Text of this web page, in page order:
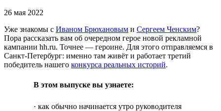
26 мая 2022
Уже знакомы с Иваном Брюхановым и Сергеем Ченским?
Пора рассказать вам об очередном герое новой рекламной
кампании hh.ru. Точнее — героине. Для этого отправляемся в
Санкт-Петербург: именно там живёт и работает третий
победитель нашего конкурса реальных историй.
В этом выпуске вы узнаете:
· как обычно начинается утро руководителя